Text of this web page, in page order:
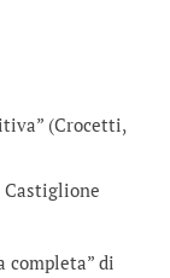
(Crocetti,
Castiglione
completa” di